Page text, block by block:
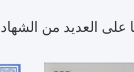
على العديد من